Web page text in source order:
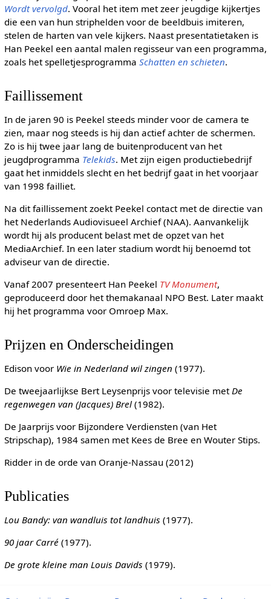
Wordt vervolgd. Vooral het item met zeer jeugdige kijkertjes
die een van hun striphelden voor de beeldbuis imiteren,
stelen de harten van vele kijkers. Naast presentatietaken is
Han Peekel een aantal malen regisseur van een programma,
zoals het spelletjesprogramma Schatten en schieten.
Faillissement
In de jaren 90 is Peekel steeds minder voor de camera te
zien, maar nog steeds is hij dan actief achter de schermen.
Zo is hij twee jaar lang de buitenproducent van het
jeugdprogramma Telekids. Met zijn eigen productiebedrijf
gaat het inmiddels slecht en het bedrijf gaat in het voorjaar
van 1998 failliet.
Na dit faillissement zoekt Peekel contact met de directie van
het Nederlands Audiovisueel Archief (NAA). Aanvankelijk
wordt hij als producent belast met de opzet van het
MediaArchief. In een later stadium wordt hij benoemd tot
adviseur van de directie.
Vanaf 2007 presenteert Han Peekel TV Monument,
geproduceerd door het themakanaal NPO Best. Later maakt
hij het programma voor Omroep Max.
Prijzen en Onderscheidingen
Edison voor Wie in Nederland wil zingen (1977).
De tweejaarlijkse Bert Leysenprijs voor televisie metDe
regenwegen van (Jacques) Brel(1982).
De Jaarprijs voor Bijzondere Verdiensten (van Het
Stripschap), 1984 samen met Kees de Bree en Wouter Stips.
Ridder in de orde van Oranje-Nassau (2012)
Publicaties
Lou Bandy: van wandluis tot landhuis (1977).
90 jaar Carré(1977).
De grote kleine man Louis Davids (1979).